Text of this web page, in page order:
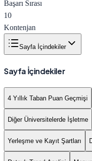
Başarı Sırası
10
Kontenjan
Sayfa İçindekiler
Sayfa İçindekiler
4 Yıllık Taban Puan Geçmişi
Diğer Üniversitelerde İşletme
Yerleşme ve Kayıt Şartları